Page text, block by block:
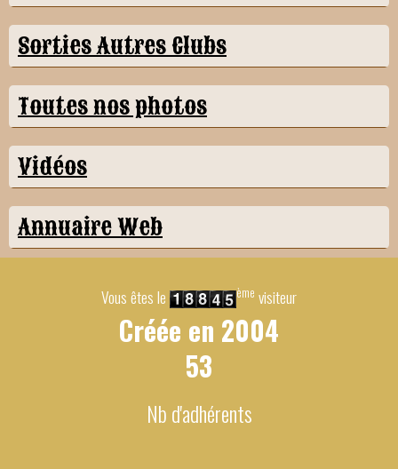
Sorties Autres Clubs
Toutes nos photos
Vidéos
Annuaire Web
Vous êtes le ème visiteur
Créée en 2004
53
Nb d'adhérents